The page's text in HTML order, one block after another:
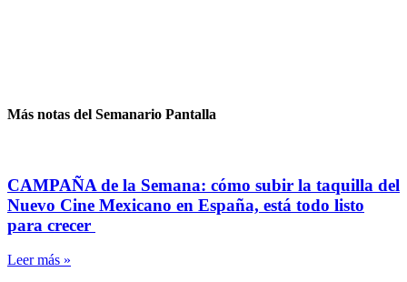
Más notas del Semanario Pantalla
CAMPAÑA de la Semana: cómo subir la taquilla del
Nuevo Cine Mexicano en España, está todo listo
para crecer
Leer más »